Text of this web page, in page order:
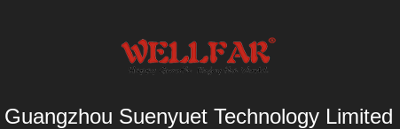
Guangzhou Suenyuet Technology Limited